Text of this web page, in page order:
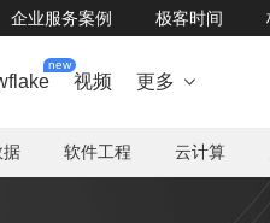
企业服务案例 极客时间
new
视频 更多 
据 软件工程 云计算